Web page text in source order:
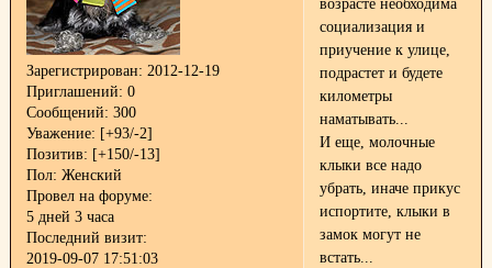
Зарегистрирован: 2012-12-19
Приглашений: 0
Сообщений: 300
Уважение: [+93/-2]
Позитив: [+150/-13]
Пол: Женский
Провел на форуме:
5 дней 3 часа
Последний визит:
2019-09-07 17:51:03
возрасте необходима
социализация и
приучение к улице,
подрастет и будете
километры
наматывать...
И еще, молочные
клыки все надо
убрать, иначе прикус
испортите, клыки в
замок могут не
встать...